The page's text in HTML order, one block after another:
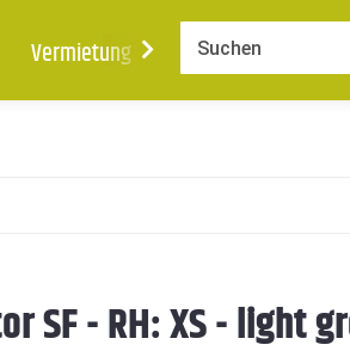
Vermietung Ankauf
SF - RH: XS - light